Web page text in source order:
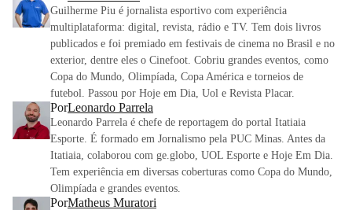
Guilherme Piu é jornalista esportivo com experiência
multiplataforma: digital, revista, rádio e TV. Tem dois livros
publicados e foi premiado em festivais de cinema no Brasil e no
exterior, dentre eles o Cinefoot. Cobriu grandes eventos, como
Copa do Mundo, Olimpíada, Copa América e torneios de
futebol. Passou por Hoje em Dia, Uol e Revista Placar.
PorLeonardo Parrela
Leonardo Parrela é chefe de reportagem do portal Itatiaia
Esporte. É formado em Jornalismo pela PUC Minas. Antes da
Itatiaia, colaborou com ge.globo, UOL Esporte e Hoje Em Dia.
Tem experiência em diversas coberturas como Copa do Mundo,
Olimpíada e grandes eventos.
PorMatheus Muratori